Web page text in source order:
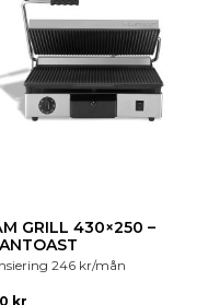
till våra
i att se till att de
för sina
GRILL 430×250 –
246 kr/mån
kr